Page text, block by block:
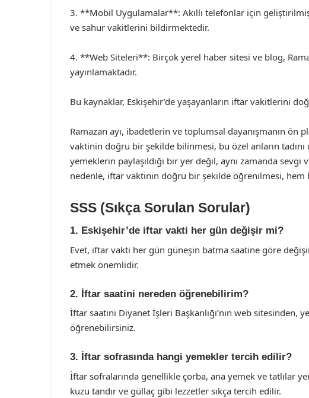
3. **Mobil Uygulamalar**: Akıllı telefonlar için
ve sahur vakitlerini bildirmektedir.
4. **Web Siteleri**: Birçok yerel haber sitesi ve blog,
yayınlamaktadır.
Bu kaynaklar, Eskişehir’de yaşayanların iftar vakitlerini
Ramazan ayı, ibadetlerin ve toplumsal dayanışmanın ön
vaktinin doğru bir şekilde bilinmesi, bu özel anların
yemeklerin paylaşıldığı bir yer değil, aynı zamanda sevgi
nedenle, iftar vaktinin doğru bir şekilde öğrenilmesi, hem
SSS (Sıkça Sorulan Sorular)
1. Eskişehir’de iftar vakti her gün değişir mi?
Evet, iftar vakti her gün güneşin batma saatine göre
etmek önemlidir.
2. İftar saatini nereden öğrenebilirim?
İftar saatini Diyanet İşleri Başkanlığı’nın web
öğrenebilirsiniz.
3. İftar sofrasında hangi yemekler tercih edilir?
İftar sofralarında genellikle çorba, ana yemek ve tatlılar
kuzu tandır ve güllaç gibi lezzetler sıkça tercih edilir.